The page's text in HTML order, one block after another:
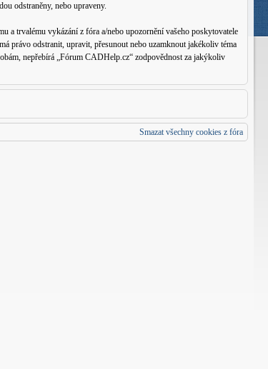
odstraněny, nebo upraveny.
a trvalému vykázání z fóra a/nebo upozornění vašeho poskytovatele
právo odstranit, upravit, přesunout nebo uzamknout jakékoliv téma
nepřebírá „Fórum CADHelp.cz“ zodpovědnost za jakýkoliv
Smazat všechny cookies z fóra